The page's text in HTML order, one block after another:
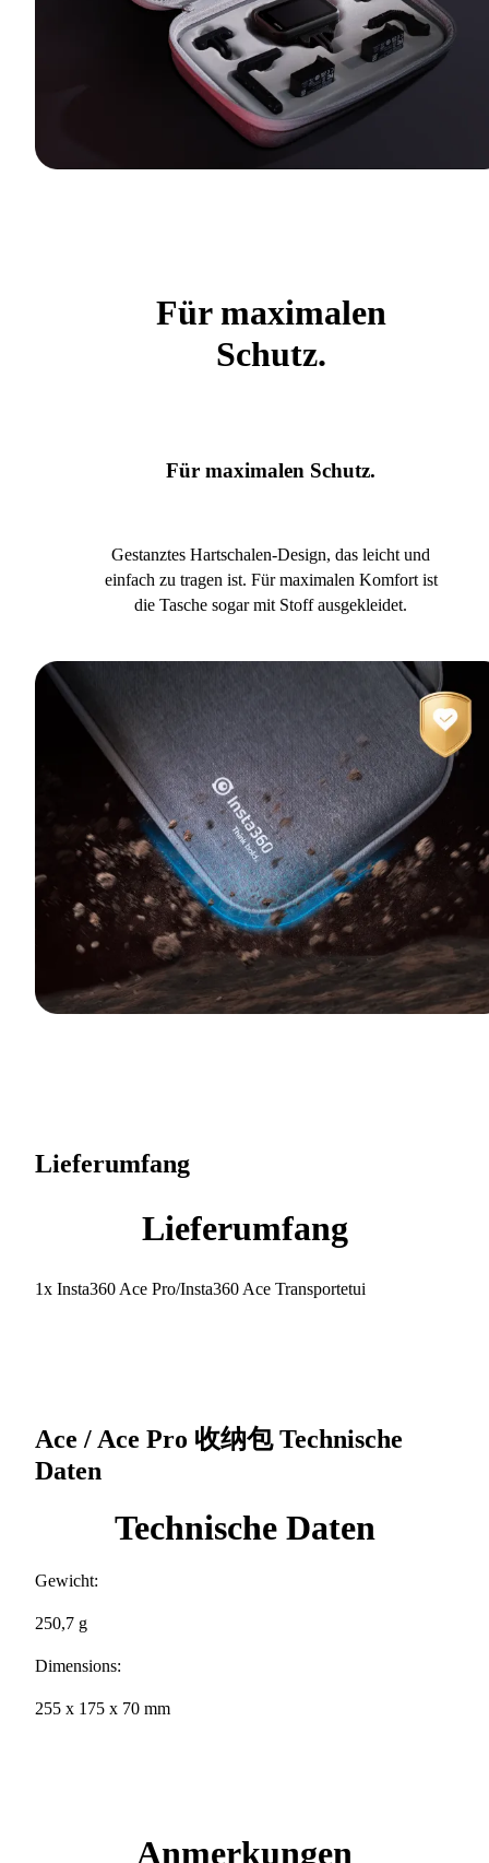
Für maximalen
Schutz.
Für maximalen Schutz.
Gestanztes Hartschalen-Design, das leicht und
einfach zu tragen ist. Für maximalen Komfort ist
die Tasche sogar mit Stoff ausgekleidet.
Lieferumfang
Lieferumfang
1x Insta360 Ace Pro/Insta360 Ace Transportetui
Ace / Ace Pro 收纳包Technische
Daten
Technische Daten
Gewicht:
250,7 g
Dimensions:
255 x 175 x 70 mm
Anmerkungen